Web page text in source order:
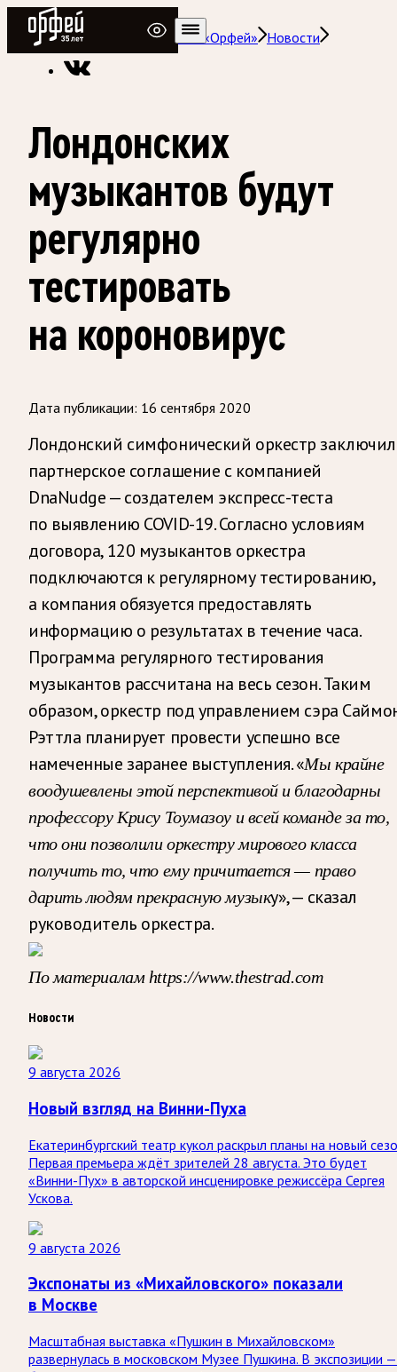
Радио Орфей
Радио классической музыки «Орфей» Новости
Лондонских
музыкантов будут
регулярно
тестировать
на короновирус
Дата публикации: 16 сентября 2020
Лондонский симфонический оркестр заключил
партнерское соглашение с компанией
DnaNudge — создателем экспресс-теста
по выявлению COVID-19. Согласно условиям
договора, 120 музыкантов оркестра
подключаются к регулярному тестированию,
а компания обязуется предоставлять
информацию о результатах в течение часа.
Программа регулярного тестирования
музыкантов рассчитана на весь сезон. Таким
образом, оркестр под управлением сэра
Рэттла планирует провести успешно все
намеченные заранее выступления. «Мы крайне
воодушевлены этой перспективой и благодарны
профессору Крису Тоумазоу и всей команде за то,
что они позволили оркестру мирового класса
получить то, что ему причитается — право
дарить людям прекрасную музыку», — сказал
руководитель оркестра.
По материалам https://www.thestrad.com
Новости
9 августа 2026
Новый взгляд на Винни-Пуха
Екатеринбургский театр кукол раскрыл планы на новый
Первая премьера ждёт зрителей 28 августа. Это будет
«Винни-Пух» в авторской инсценировке режиссёра Сергея
Ускова.
9 августа 2026
Экспонаты из «Михайловского» показали
в Москве
Масштабная выставка «Пушкин в Михайловском»
развернулась в московском Музее Пушкина. В экспозиции —